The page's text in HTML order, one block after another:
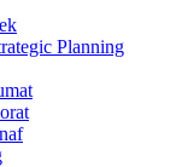
Planning